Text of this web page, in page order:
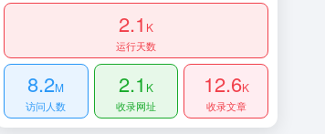
2.1 K
运行天数
8.2M
访问人数
2.1 K
收录网址
12.6K
收录文章